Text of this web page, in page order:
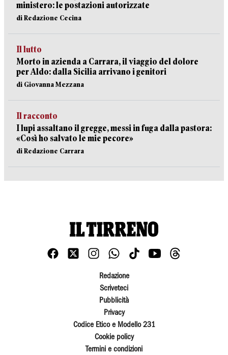
ministero: le postazioni autorizzate
di Redazione Cecina
Il lutto
Morto in azienda a Carrara, il viaggio del dolore
per Aldo: dalla Sicilia arrivano i genitori
di Giovanna Mezzana
Il racconto
I lupi assaltano il gregge, messi in fuga dalla pastora:
«Così ho salvato le mie pecore»
di Redazione Carrara
Redazione
Scriveteci
Pubblicità
Privacy
Codice Etico e Modello 231
Cookie policy
Termini e condizioni